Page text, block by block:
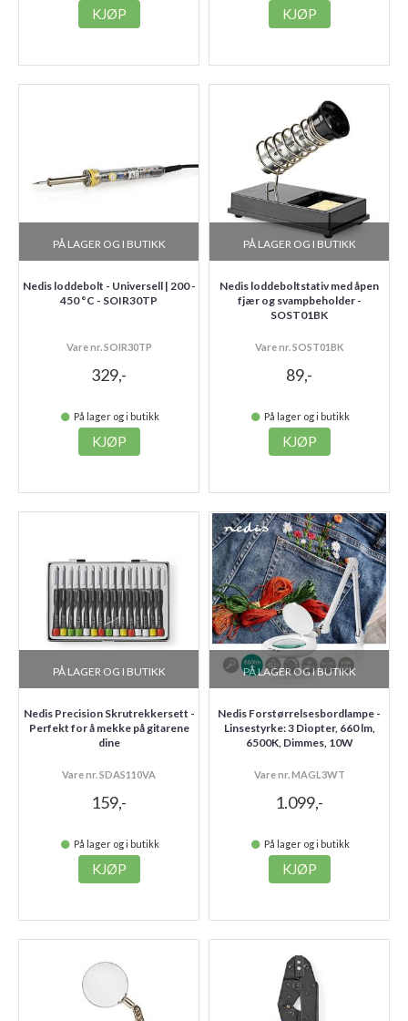
KJØP KJØP
PÅ LAGER OG I BUTIKK
Nedis loddebolt - Universell | 200 -
450 °C - SOIR30TP
Vare nr. SOIR30TP
329,-
På lager og i butikk
KJØP
PÅ LAGER OG I BUTIKK
Nedis loddeboltstativ med åpen
fjær og svampbeholder -
SOST01BK
Vare nr. SOST01BK
89,-
På lager og i butikk
KJØP
PÅ LAGER OG I BUTIKK
Nedis Precision Skrutrekkersett -
Perfekt for å mekke på gitarene
dine
Vare nr. SDAS110VA
159,-
På lager og i butikk
KJØP
PÅ LAGER OG I BUTIKK
Nedis Forstørrelsesbordlampe -
Linsestyrke: 3 Diopter, 660 lm,
6500K, Dimmes, 10W
Vare nr. MAGL3WT
1.099,-
På lager og i butikk
KJØP